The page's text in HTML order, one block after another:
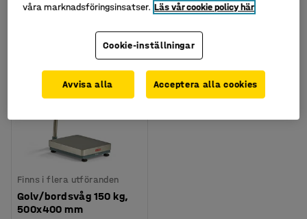
Finns i flera utföranden
Golv/bordsvåg 150 kg,
500x400 mm
våra marknadsföringsinsatser. Läs vår cookie policy här
Cookie-inställningar
Avvisa alla Acceptera alla cookies